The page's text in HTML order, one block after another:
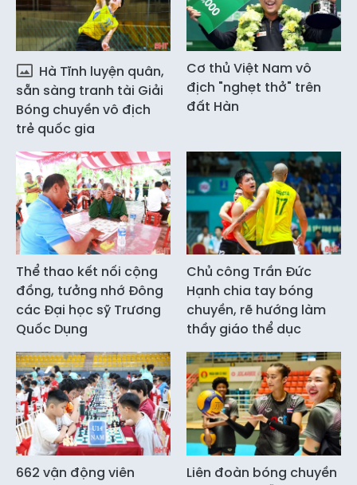
Hà Tĩnh luyện quân,
sẵn sàng tranh tài Giải
Bóng chuyền vô địch
trẻ quốc gia
Cơ thủ Việt Nam vô
địch "nghẹt thở" trên
đất Hàn
Thể thao kết nối cộng
đồng, tưởng nhớ Đông
các Đại học sỹ Trương
Quốc Dụng
Chủ công Trần Đức
Hạnh chia tay bóng
chuyền, rẽ hướng làm
thầy giáo thể dục
662 vận động viên
Liên đoàn bóng chuyền